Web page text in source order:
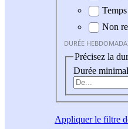
Non
DURÉE
Précisez la
Durée
Appliquerle filtre